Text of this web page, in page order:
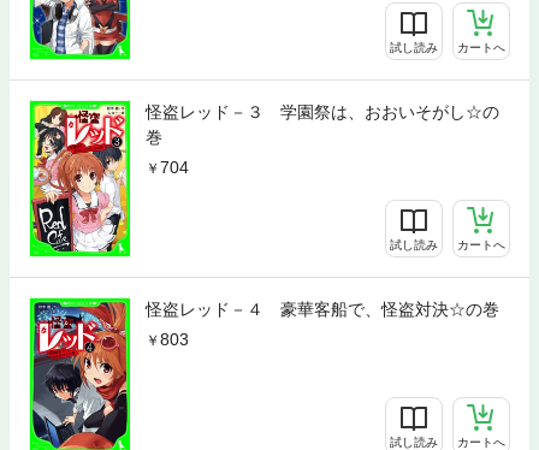
試し読み カートへ
怪盗レッド－３ 学園祭は、おおいそがし☆の
巻
704
試し読み カートへ
怪盗レッド－４ 豪華客船で、怪盗対決☆の巻
803
試し読み カートへ